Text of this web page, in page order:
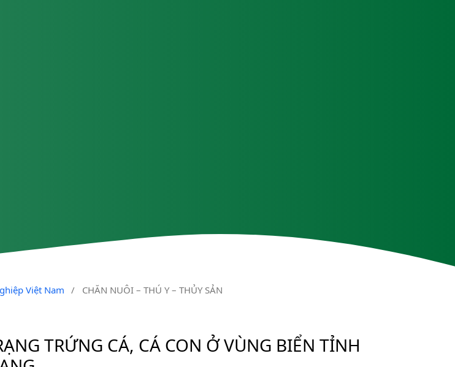
Việt Nam / CHĂN NUÔI – THÚ Y – THỦY SẢN
TRỨNG CÁ, CÁ CON Ở VÙNG BIỂN TỈNH